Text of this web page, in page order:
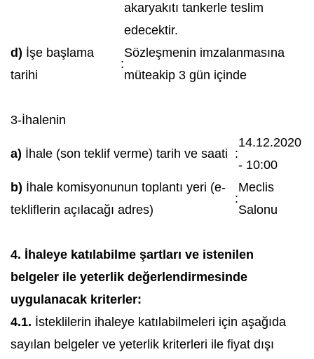
akaryakıtı tankerle teslim
edecektir.
d) İşe başlama
tarihi
:
Sözleşmenin imzalanmasına
müteakip 3 gün içinde
3-İhalenin
a) İhale (son teklif verme) tarih ve saati :
14.12.2020
- 10:00
b) İhale komisyonunun toplantı yeri (e-
tekliflerin açılacağı adres)
:
Meclis
Salonu
4. İhaleye katılabilme şartları ve istenilen
belgeler ile yeterlik değerlendirmesinde
uygulanacak kriterler:
4.1. İsteklilerin ihaleye katılabilmeleri için aşağıda
sayılan belgeler ve yeterlik kriterleri ile fiyat dışı